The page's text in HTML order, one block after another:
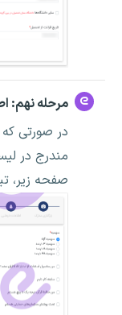
مرحله نهم:
در صورتی
مندرج در
صفحه زیر،